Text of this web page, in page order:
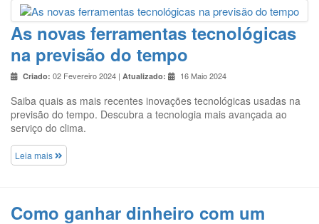
As novas ferramentas tecnológicas
na previsão do tempo
Criado: 02 Fevereiro 2024 | Atualizado: 16 Maio 2024
Saiba quais as mais recentes inovações tecnológicas usadas na
previsão do tempo. Descubra a tecnologia mais avançada ao
serviço do clima.
Leia mais
Como ganhar dinheiro com um